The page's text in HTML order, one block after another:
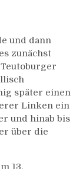
und dann
zunächst
später einen
Linken ein
und hinab bis
über die
13.